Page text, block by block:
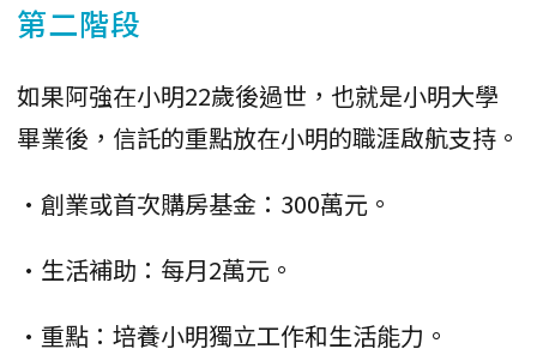
第二階段
如果阿強在小明22歲後過世，也就是小明大學
畢業後，信託的重點放在小明的職涯啟航支持。
•創業或首次購房基金：300萬元。
•生活補助：每月2萬元。
•重點：培養小明獨立工作和生活能力。